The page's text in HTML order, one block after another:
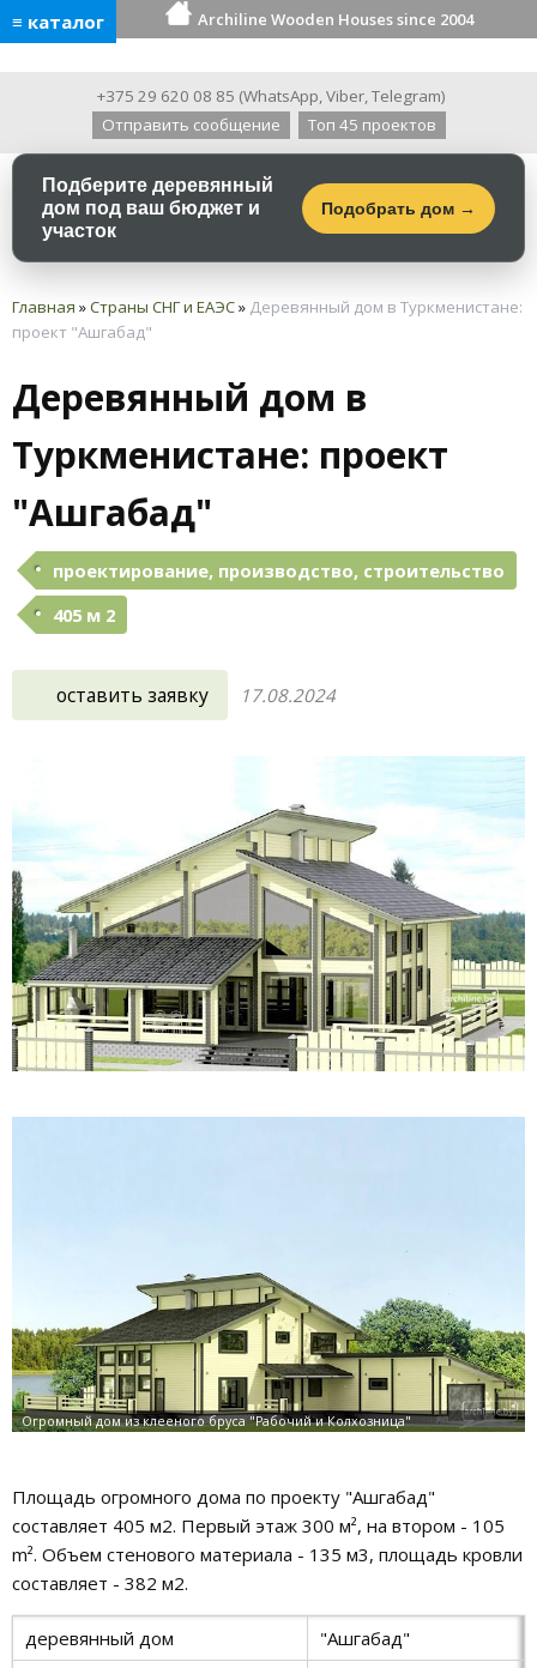
≡ каталог Archiline Wooden Houses since 2004
+375 29 620 08 85 (WhatsApp,Viber,Telegram)
Отправить сообщение
Топ 45 проектов
Подберите деревянный
дом под ваш бюджет и
участок
Подобрать дом →
Главная »Страны СНГ и ЕАЭС» Деревянный дом в Туркменистане:
проект "Ашгабад"
Деревянный дом в
Туркменистане: проект
"Ашгабад"
проектирование, производство, строительство
405 м 2
оставить заявку 17.08.2024
Площадь огромного дома по проекту "Ашгабад"
составляет 405 м2. Первый этаж 300 м², на втором - 105
m². Объем стенового материала - 135 м3, площадь кровли
составляет - 382 м2.
деревянный дом
"Ашгабад"